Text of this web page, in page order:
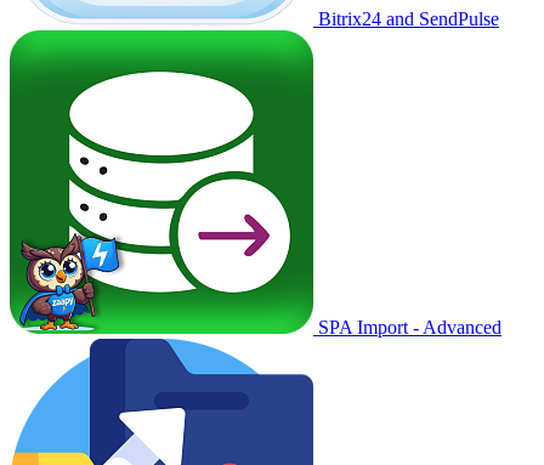
Bitrix24 and SendPulse
SPA Import - Advanced